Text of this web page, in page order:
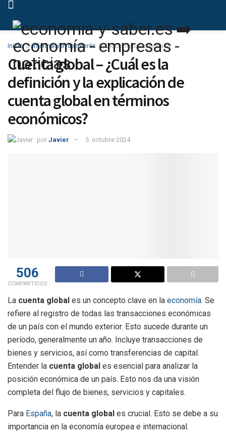
Inicio Información de Interés Diccionario Económico
Cuenta global – ¿Cuál es la
definición y la explicación de
cuenta global en términos
económicos?
por Javier 5. octubre 2024
506
COMPARTIDOS
La cuenta global es un concepto clave en la economía. Se
refiere al registro de todas las transacciones económicas
de un país con el mundo exterior. Esto sucede durante un
período, generalmente un año. Incluye transacciones de
bienes y servicios, así como transferencias de capital.
Entender la cuenta global es esencial para analizar la
posición económica de un país. Esto nos da una visión
completa del flujo de bienes, servicios y capitales.
Para España, la cuenta global es crucial. Esto se debe a su
importancia en la economía europea e internacional.